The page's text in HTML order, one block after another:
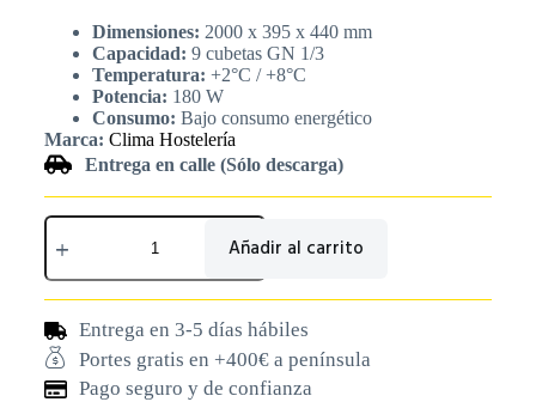
Dimensiones: 2000 x 395 x 440 mm
Capacidad: 9 cubetas GN 1/3
Temperatura: +2°C / +8°C
Potencia: 180 W
Consumo: Bajo consumo energético
Marca: Clima Hostelería
Entrega en calle (Sólo descarga)
Añadir al carrito
Entrega en 3-5 días hábiles
Portes gratis en +400€ a península
Pago seguro y de confianza